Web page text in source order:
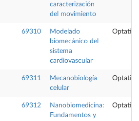
caracterización
del movimiento
69310
Modelado
biomecánico del
sistema
cardiovascular
Optativa
69311
Mecanobiología
celular
Optativa
69312
Nanobiomedicina:
Fundamentos y
Optativa